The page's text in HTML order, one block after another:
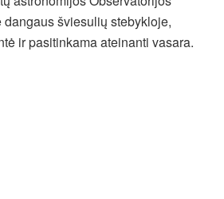
šviesulių stebykloje,
ir pasitinkama ateinanti vasara.